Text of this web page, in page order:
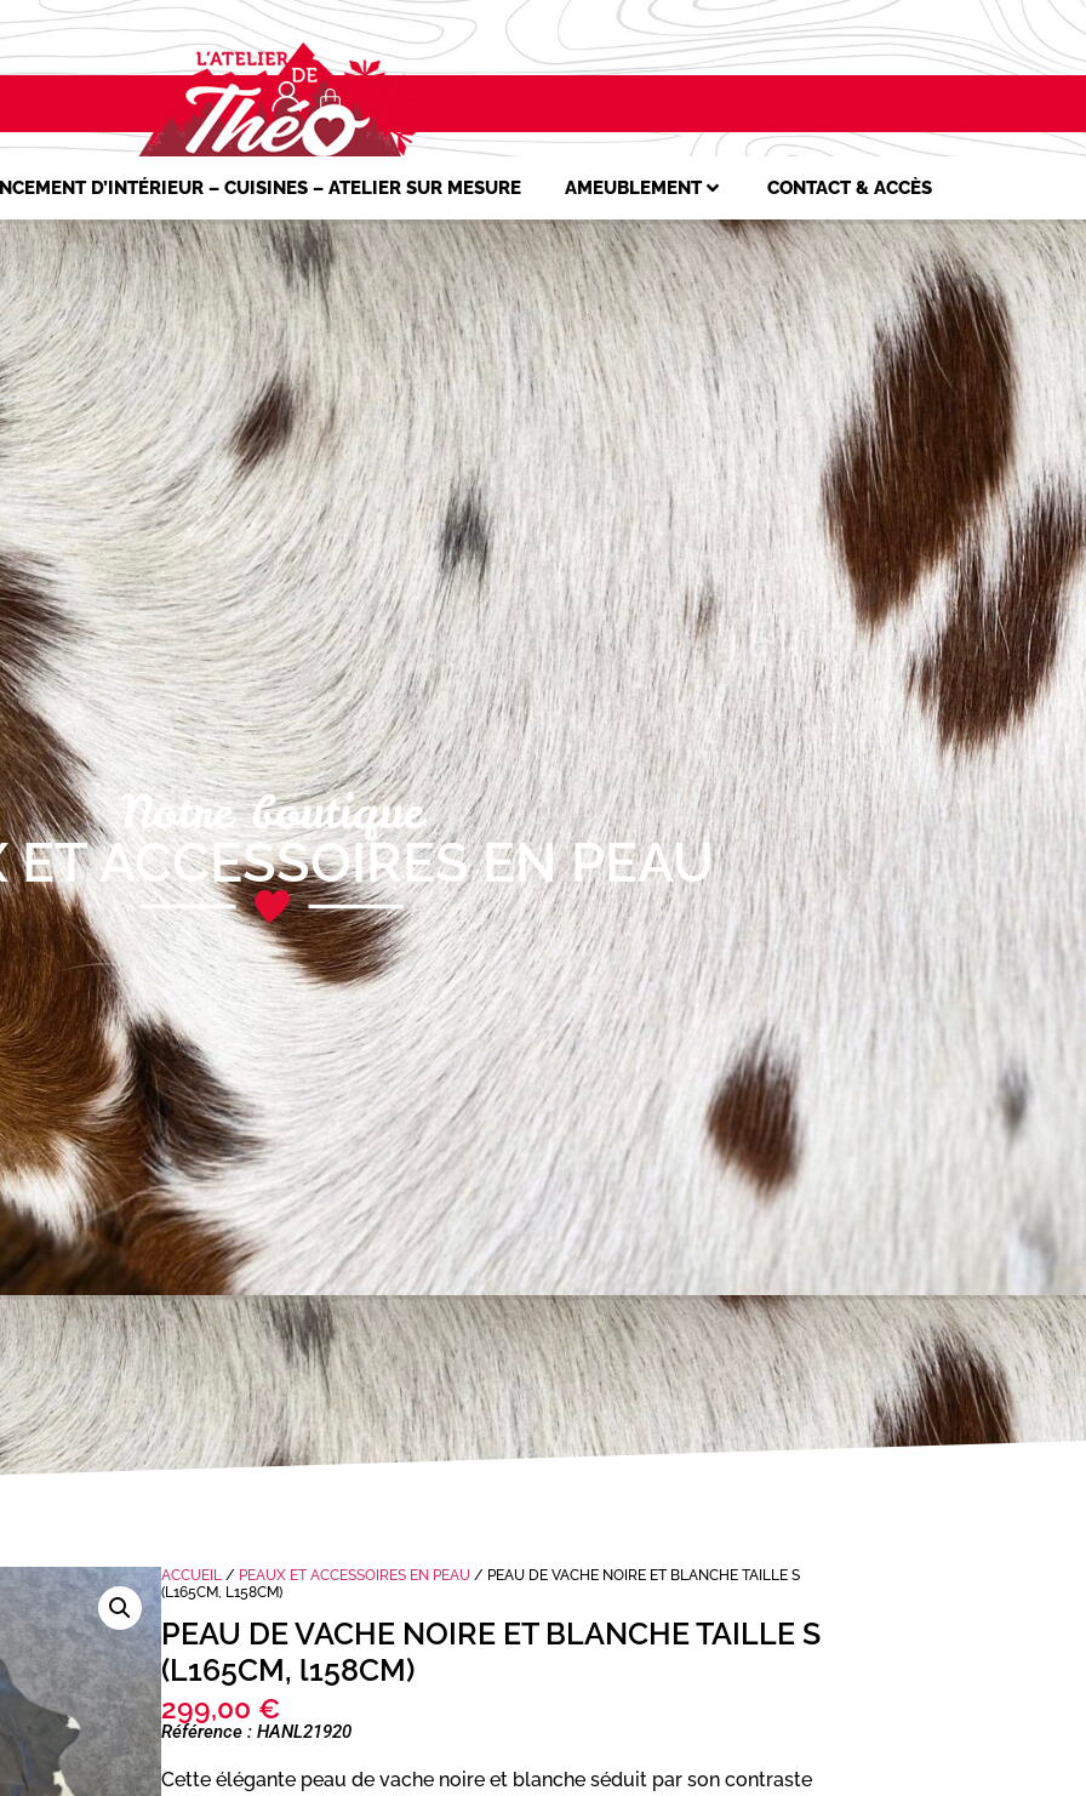
D’INTÉRIEUR – CUISINES – ATELIER SUR MESURE AMEUBLEMENT CONTACT & ACCÈS
Notre boutique
ET ACCESSOIRES EN PEAU
ACCUEIL/ PEAUX ET ACCESSOIRES EN PEAU/ PEAU DE VACHE NOIRE ET BLANCHE TAILLE S
(L165CM, L158CM)
PEAU DE VACHE NOIRE ET BLANCHE TAILLE S
(L165CM, l158CM)
299,00 €
Référence : HANL21920
Cette élégante peau de vache noire et blanche séduit par son contraste